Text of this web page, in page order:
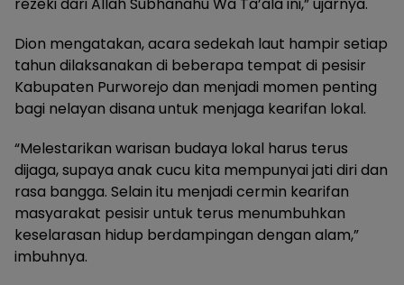
rezeki dari Allah Subhanahu Wa Ta’ala ini,” ujarnya.
Dion mengatakan, acara sedekah laut hampir setiap
tahun dilaksanakan di beberapa tempat di pesisir
Kabupaten Purworejo dan menjadi momen penting
bagi nelayan disana untuk menjaga kearifan lokal.
“Melestarikan warisan budaya lokal harus terus
dijaga, supaya anak cucu kita mempunyai jati diri dan
rasa bangga. Selain itu menjadi cermin kearifan
masyarakat pesisir untuk terus menumbuhkan
keselarasan hidup berdampingan dengan alam,”
imbuhnya.